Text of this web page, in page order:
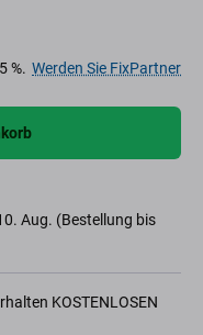
%. Werden Sie FixPartner
Aug. (Bestellung bis
KOSTENLOSEN